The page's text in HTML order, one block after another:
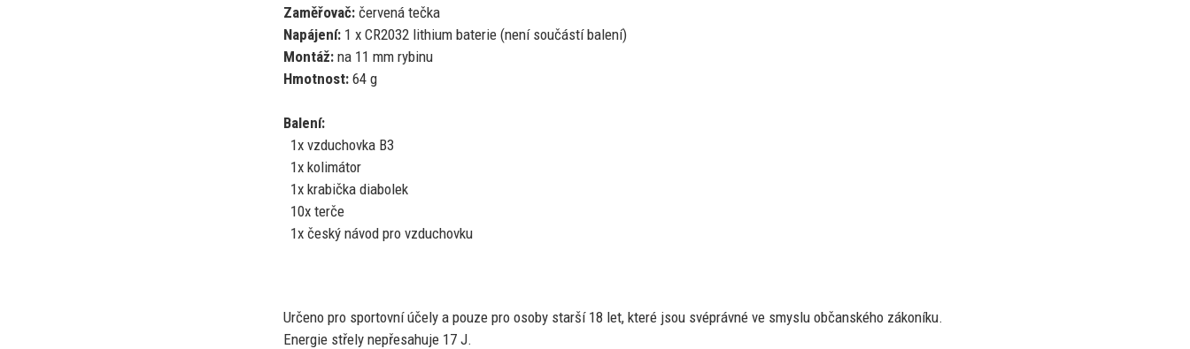
Zaměřovač: červená tečka
Napájení: 1 x CR2032 lithium baterie (není součástí balení)
Montáž: na 11 mm rybinu
Hmotnost: 64 g
Balení:
1x vzduchovka B3
1x kolimátor
1x krabička diabolek
10x terče
1x český návod pro vzduchovku
Určeno pro sportovní účely a pouze pro osoby starší 18 let, které jsou svéprávné ve smyslu občanského zákoníku.
Energie střely nepřesahuje 17 J.